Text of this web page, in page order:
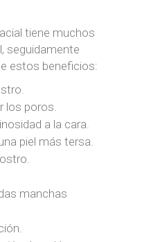
tiene muchos
seguidamente
estos beneficios:
los poros.
a la cara.
piel más tersa.
manchas